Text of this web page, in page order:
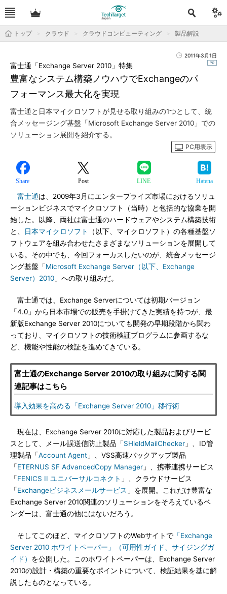
トップ クラウド クラウドコンピューティング 製品解説
2011年3月1日
豊富なシステム構築ノウハウでExchangeのパ
フォーマンス最大化を実現
富士通「Exchange Server 2010」特集
富士通と日本マイクロソフトが見せる取り組みの1つとして、統
合メッセージング基盤「Microsoft Exchange Server 2010」での
ソリューション展開を紹介する。
PC用表示
Share Post LINE Hatena
富士通は、2009年3月にエンタープライズ市場におけるソリュ
ーションビジネスでマイクロソフト（当時）と包括的な協業を開
始した。以降、両社は富士通のハードウェアやシステム構築技術
と、
日本マイクロソフト
（以下、マイクロソフト）の各種基盤ソ
フトウェアを組み合わせたさまざまなソリューションを展開して
いる。その中でも、今回フォーカスしたいのが、統合メッセージ
ング基盤「Microsoft Exchange Server（以下、Exchange
Server）2010 」への取り組みだ。
富士通では、Exchange Serverについては初期バージョン
「4.0」から日本市場での販売を手掛けてきた実績を持つが、最
新版Exchange Server 2010についても開発の早期段階から関わ
っており、マイクロソフトの技術検証プログラムに参画するな
ど、機能や性能の検証を進めてきている。
富士通のExchange Server 2010の取り組みに関する関
連記事はこちら
導入効果を高める「Exchange Server 2010」移行術
現在は、Exchange Server 2010に対応した製品およびサービ
スとして、メール誤送信防止製品「SHieldMailChecker 」、ID管
理製品「Account Agent 」、VSS高速バックアップ製品
「ETERNUS SF AdvancedCopy Manager 」、携帯連携サービス
「FENICS II ユニバーサルコネクト 」、クラウドサービス
「Exchangeビジネスメールサービス 」を展開。これだけ豊富な
Exchange Server 2010関連のソリューションをそろえているベ
ンダーは、富士通の他にはないだろう。
そしてこのほど、マイクロソフトのWebサイトで 「Exchange
Server 2010 ホワイトペーパー」（可用性ガイド、サイジングガ
イド） を公開した。このホワイトペーパーは、Exchange Server
2010の設計・構築の重要なポイントについて、検証結果を基に解
説したものとなっている。